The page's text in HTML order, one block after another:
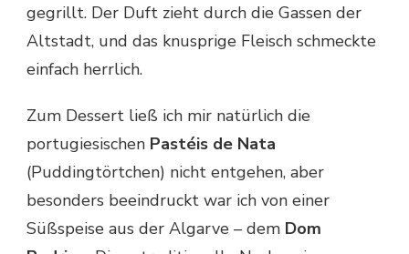
gegrillt. Der Duft zieht durch die Gassen der
Altstadt, und das knusprige Fleisch schmeckte
einfach herrlich.
Zum Dessert ließ ich mir natürlich die
portugiesischen Pastéis de Nata
(Puddingtörtchen) nicht entgehen, aber
besonders beeindruckt war ich von einer
Süßspeise aus der Algarve – dem Dom